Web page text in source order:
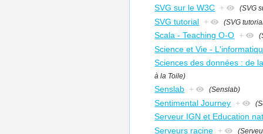
SVG sur le W3C + (SVG
SVG tutorial + (SVG
Scala - Teaching O-O +
Science et Vie -
Sciences des données : de
à la Toile)
Senslab + (Senslab)
Sentimental Journey +
Serveur IGN et Education
Serveurs racine +